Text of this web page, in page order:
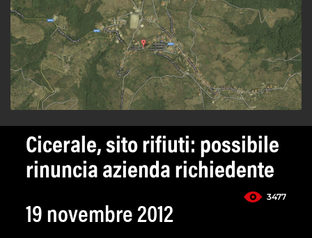
Cicerale, sito rifiuti: possibile
rinuncia azienda richiedente
3477
19 novembre 2012